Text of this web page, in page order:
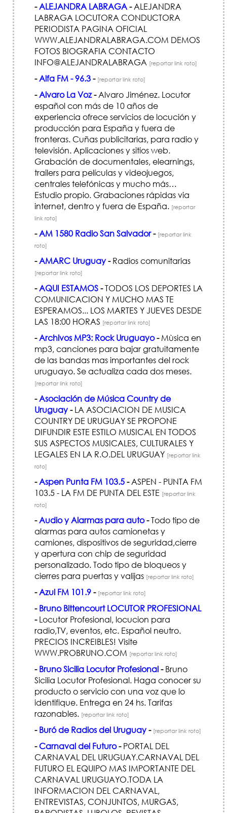
-ALEJANDRA LABRAGA-ALEJANDRA
LABRAGA LOCUTORA CONDUCTORA
PERIODISTA PAGINA OFICIAL
WWW.ALEJANDRALABRAGA.COM DEMOS
FOTOS BIOGRAFIA CONTACTO
INFO@ALEJANDRALABRAGA [reportar link roto]
-Alfa FM - 96.3- [reportar link roto]
-Alvaro La Voz-Alvaro Jiménez. Locutor
español con más de 10 años de
experiencia ofrece servicios de locución y
producción para España y fuera de
fronteras. Cuñas publicitarias, para radio y
televisión. Aplicaciones y sitios web.
Grabación de documentales, elearnings,
trailers para películas y videojuegos,
centrales telefónicas y mucho más…
Estudio propio. Grabaciones rápidas via
internet, dentro y fuera de España. [reportar
link roto]
-AM 1580 Radio San Salvador- [reportar link
roto]
-AMARC Uruguay-Radios comunitarias
[reportar link roto]
-AQUI ESTAMOS-TODOS LOS DEPORTES LA
COMUNICACION Y MUCHO MAS TE
ESPERAMOS... LOS MARTES Y JUEVES DESDE
LAS 18:00 HORAS [reportar link roto]
-Archivos MP3: Rock Uruguayo-Mùsica en
mp3, canciones para bajar gratuitamente
de las bandas mas importantes del rock
uruguayo. Se actualiza cada dos meses.
[reportar link roto]
-Asociación de Música Country de
Uruguay-LA ASOCIACION DE MUSICA
COUNTRY DE URUGUAY SE PROPONE
DIFUNDIR ESTE ESTILO MUSICAL EN TODOS
SUS ASPECTOS MUSICALES, CULTURALES Y
LEGALES EN LA R.O.DEL URUGUAY [reportar link
roto]
-Aspen Punta FM 103.5-ASPEN - PUNTA FM
103.5 - LA FM DE PUNTA DEL ESTE [reportar link
roto]
-Audio y Alarmas para auto-Todo tipo de
alarmas para autos camionetas y
camiones, dispositivos de seguridad,cierre
y apertura con chip de seguridad
personalizado. Todo tipo de bloqueos y
cierres para puertas y valijas [reportar link roto]
-Azul FM 101.9- [reportar link roto]
- Bruno Bittencourt LOCUTOR PROFESIONAL
-Locutor Profesional, locucion para
radio,TV, eventos, etc. Español neutro.
PRECIOS INCREIBLES! Visite
WWW.PROBRUNO.COM [reportar link roto]
- Bruno Sicilia Locutor Profesional-Bruno
Sicilia Locutor Profesional. Haga conocer su
producto o servicio con una voz que lo
identifique. Entrega en 24 hs. Tarifas
razonables. [reportar link roto]
- Buró de Radios del Uruguay- [reportar link roto]
-Carnaval del Futuro-PORTAL DEL
CARNAVAL DEL URUGUAY.CARNAVAL DEL
FUTURO EL EQUIPO MAS IMPORTANTE DEL
CARNAVAL URUGUAYO.TODA LA
INFORMACION DEL CARNAVAL,
ENTREVISTAS, CONJUNTOS, MURGAS,